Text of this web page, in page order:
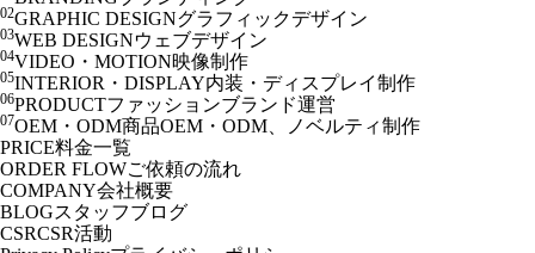
02GRAPHIC DESIGNグラフィックデザイン
03WEB DESIGNウェブデザイン
04VIDEO・MOTION映像制作
05INTERIOR・DISPLAY内装・ディスプレイ制作
06PRODUCTファッションブランド運営
07OEM・ODM商品OEM・ODM、ノベルティ制作
PRICE料金一覧
ORDER FLOWご依頼の流れ
COMPANY会社概要
BLOGスタッフブログ
CSRCSR活動